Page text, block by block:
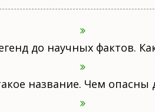
до научных фактов.
название. Чем опасны